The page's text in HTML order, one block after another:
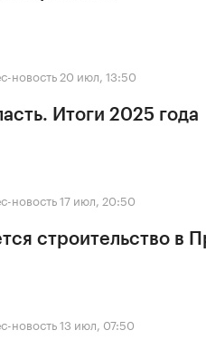
новость 20 июл, 13:50
Итоги 2025 года
новость17 июл, 20:50
строительство в
новость13 июл, 07:50